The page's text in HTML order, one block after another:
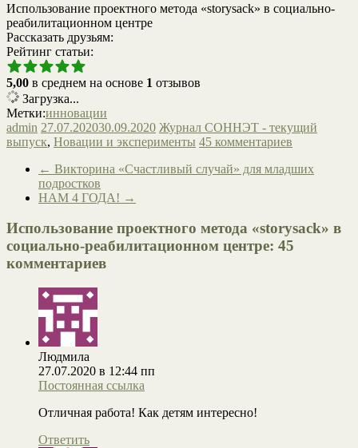
Использование проектного метода «storysack» в социально-
реабилитационном центре
Рассказать друзьям:
Рейтинг статьи:
5,00 в среднем на основе 1 отзывов
Загрузка...
Метки:инновации
admin 27.07.202030.09.2020 Журнал СОННЭТ - текущий
выпуск, Новации и эксперименты 45 комментариев
← Викторина «Счастливый случай» для младших
подростков
НАМ 4 ГОДА! →
Использование проектного метода «storysack» в
социально-реабилитационном центре: 45
комментариев
Людмила
27.07.2020 в 12:44 пп
Постоянная ссылка
Отличная работа! Как детям интересно!
Ответить